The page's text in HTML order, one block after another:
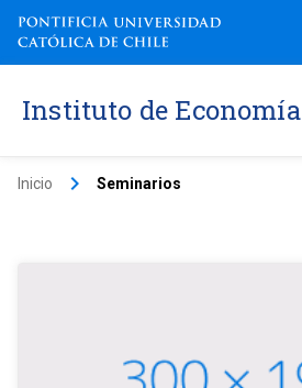
Instituto de Economía
Inicio keyboard_arrow_right Seminarios